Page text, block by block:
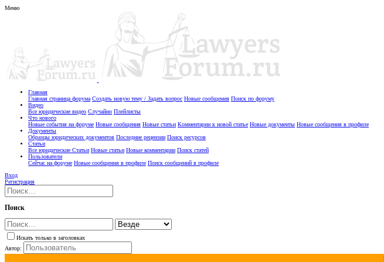
Меню
Главная
Главная страница форума Создать новую тему / Задать вопрос Новые сообщения Поиск по форуму
Видео
Все юридические видео Случайно Плейлисты
Что нового
Новые события на форуме Новые сообщения Новые статьи Комментарии к новой статье Новые документы Новые сообщения в профиле
Документы
Образцы юридических документов Последние рецензии Поиск ресурсов
Статьи
Все юридические Статьи Новые статьи Новые комментарии Поиск статей
Пользователи
Сейчас на форуме Новые сообщения в профиле Поиск сообщений в профиле
Вход
Регистрация
Поиск
Искать только в заголовках
Автор: